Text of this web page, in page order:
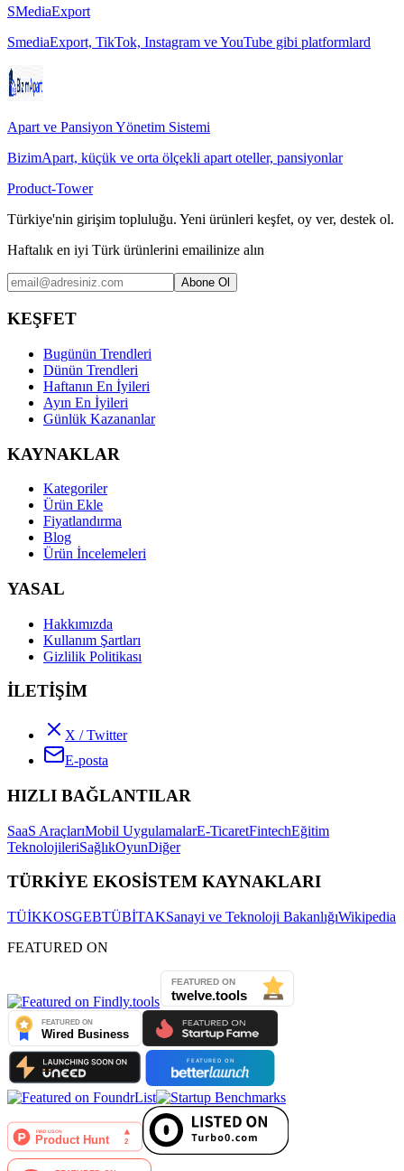
SMediaExport
SmediaExport, TikTok, Instagram ve YouTube gibi platformlard
Apart ve Pansiyon Yönetim Sistemi
BizimApart, küçük ve orta ölçekli apart oteller, pansiyonlar
Product-Tower
Türkiye'nin girişim topluluğu. Yeni ürünleri keşfet, oy ver, destek ol.
Haftalık en iyi Türk ürünlerini emailinize alın
Abone Ol
KEŞFET
Bugünün Trendleri
Dünün Trendleri
Haftanın En İyileri
Ayın En İyileri
Günlük Kazananlar
KAYNAKLAR
Kategoriler
Ürün Ekle
Fiyatlandırma
Blog
Ürün İncelemeleri
YASAL
Hakkımızda
Kullanım Şartları
Gizlilik Politikası
İLETİŞİM
X / Twitter
E-posta
HIZLI BAĞLANTILAR
SaaS AraçlarıMobil UygulamalarE-TicaretFintechEğitim
TeknolojileriSağlıkOyunDiğer
TÜRKİYE EKOSİSTEM KAYNAKLARI
TÜİKKOSGEBTÜBİTAKSanayi ve Teknoloji BakanlığıWikipedia
FEATURED ON